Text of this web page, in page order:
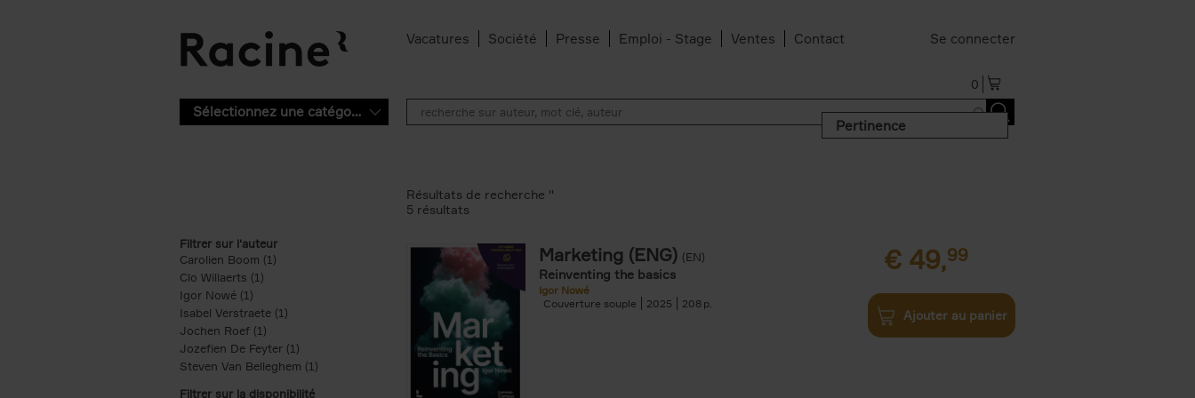
Vacatures Société Presse Emploi - Stage Ventes Contact Se connecter
0
Sélectionnez une catégorie
Pertinence
Filtrer sur l'auteur
Carolien Boom (1)
Clo Willaerts (1)
Igor Nowé (1)
Isabel Verstraete (1) Apply Isabel Verstraete filter
Jochen Roef (1)
Jozefien De Feyter (1) Apply Jozefien De Feyter filter
Steven Van Belleghem (1) Apply Steven Van Belleghem filter
Filtrer sur la disponibilité
Résultats de recherche ''
5 résultats
Marketing (ENG) (EN)
Reinventing the basics
Igor Nowé
Couverture souple
2025 208
€ 49,99
Ajouter au panier